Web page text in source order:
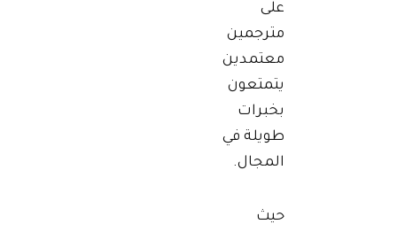
على
مترجمين
معتمدين
يتمتعون
بخبرات
طويلة في
المجال.
حيث